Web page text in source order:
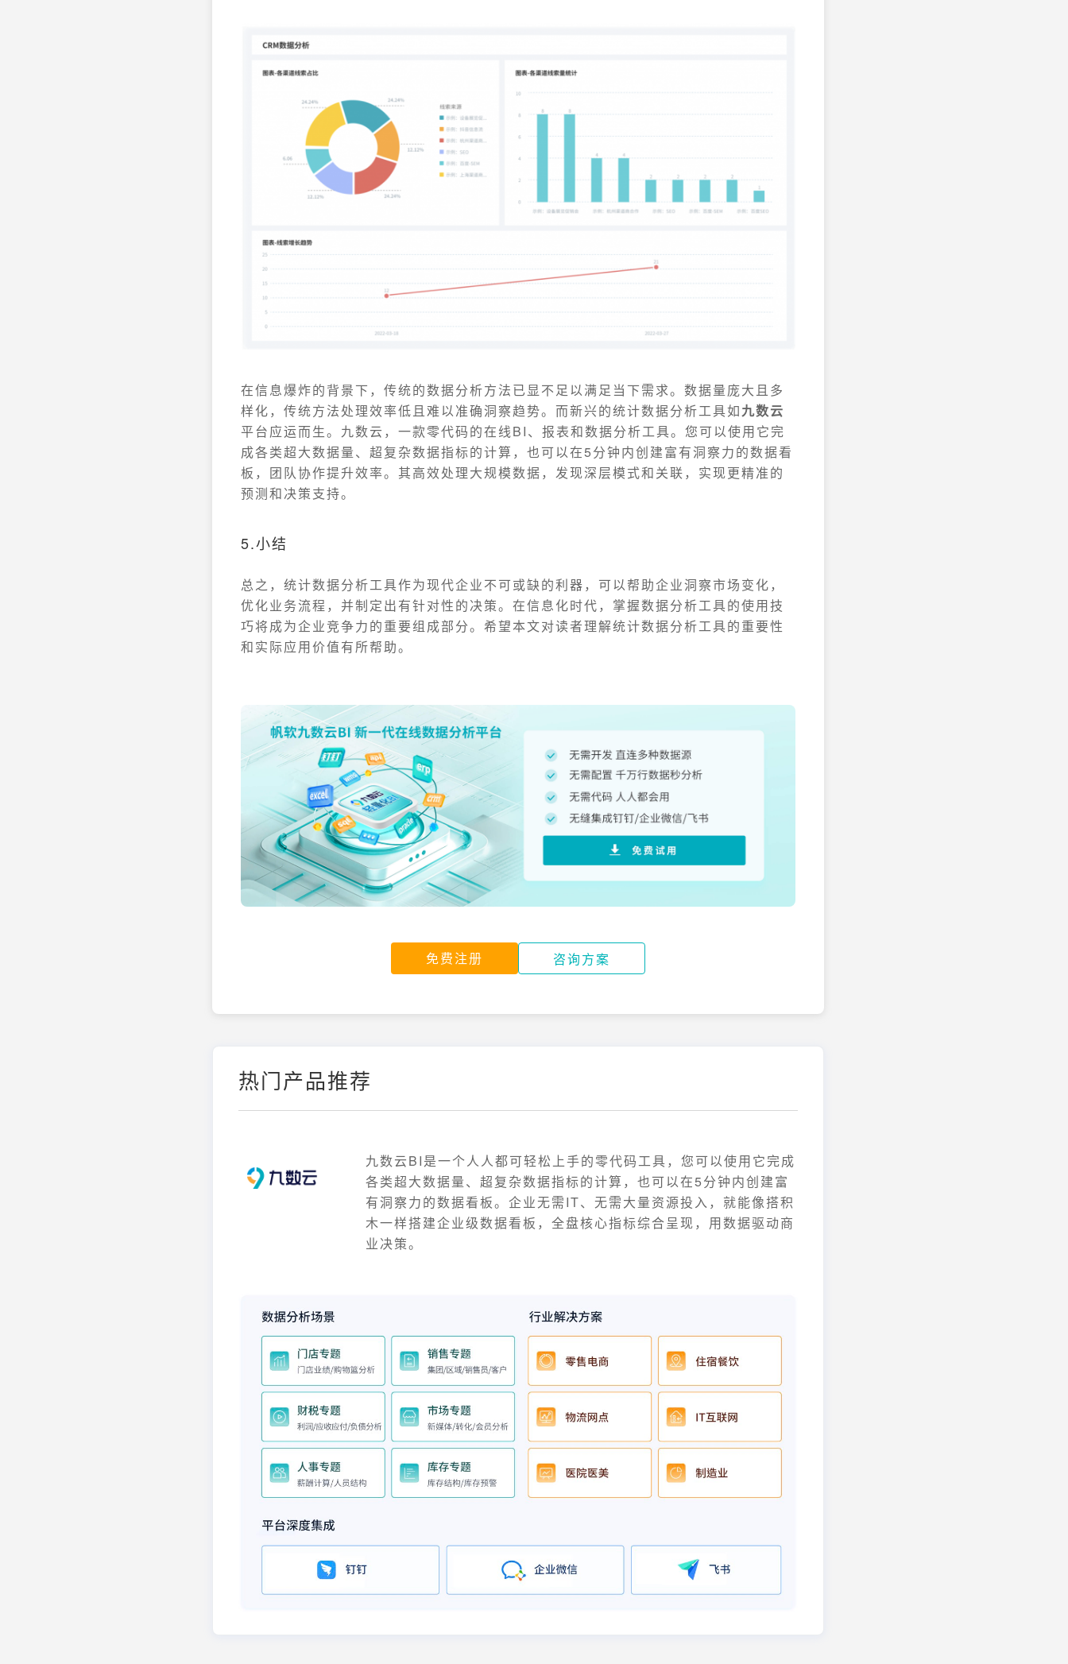
在信息爆炸的背景下，传统的数据分析方法已显不足以满足当下需求。数据量庞大且多
样化，传统方法处理效率低且难以准确洞察趋势。而新兴的统计数据分析工具如九数云
平台应运而生。九数云，一款零代码的在线BI、报表和数据分析工具。您可以使用它完
成各类超大数据量、超复杂数据指标的计算，也可以在5分钟内创建富有洞察力的数据看
板，团队协作提升效率。其高效处理大规模数据，发现深层模式和关联，实现更精准的
预测和决策支持。
5.小结
总之，统计数据分析工具作为现代企业不可或缺的利器，可以帮助企业洞察市场变化，
优化业务流程，并制定出有针对性的决策。在信息化时代，掌握数据分析工具的使用技
巧将成为企业竞争力的重要组成部分。希望本文对读者理解统计数据分析工具的重要性
和实际应用价值有所帮助。
免费注册 咨询方案
热门产品推荐
九数云BI是一个人人都可轻松上手的零代码工具，您可以使用它完成
各类超大数据量、超复杂数据指标的计算，也可以在5分钟内创建富
有洞察力的数据看板。企业无需IT、无需大量资源投入，就能像搭积
木一样搭建企业级数据看板，全盘核心指标综合呈现，用数据驱动商
业决策。